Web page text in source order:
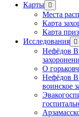
Карты открыть
меню
Места
Карта
Карта
Исследования
Нефёдов
О
Нефёдов
воинское